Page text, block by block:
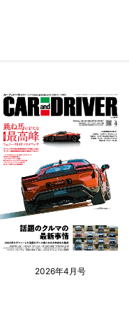
2026年4月号